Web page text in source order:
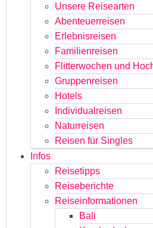
Unsere Reisearten
Abenteuerreisen
Erlebnisreisen
Familienreisen
Flitterwochen und
Gruppenreisen
Hotels
Individualreisen
Naturreisen
Reisen für Singles
Infos
Reisetipps
Reiseberichte
Reiseinformationen
Bali